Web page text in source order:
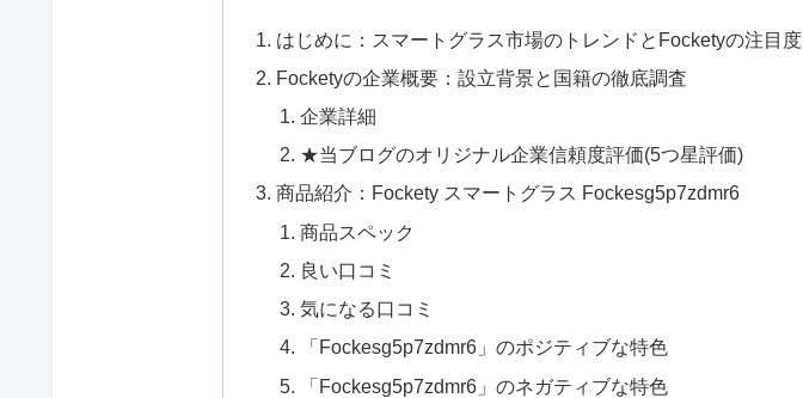
はじめに：スマートグラス市場のトレンドとFocketyの注目度
Focketyの企業概要：設立背景と国籍の徹底調査
企業詳細
★当ブログのオリジナル企業信頼度評価(5つ星評価)
商品紹介：Fockety スマートグラス Fockesg5p7zdmr6
商品スペック
良い口コミ
気になる口コミ
「Fockesg5p7zdmr6」のポジティブな特色
「Fockesg5p7zdmr6」のネガティブな特色